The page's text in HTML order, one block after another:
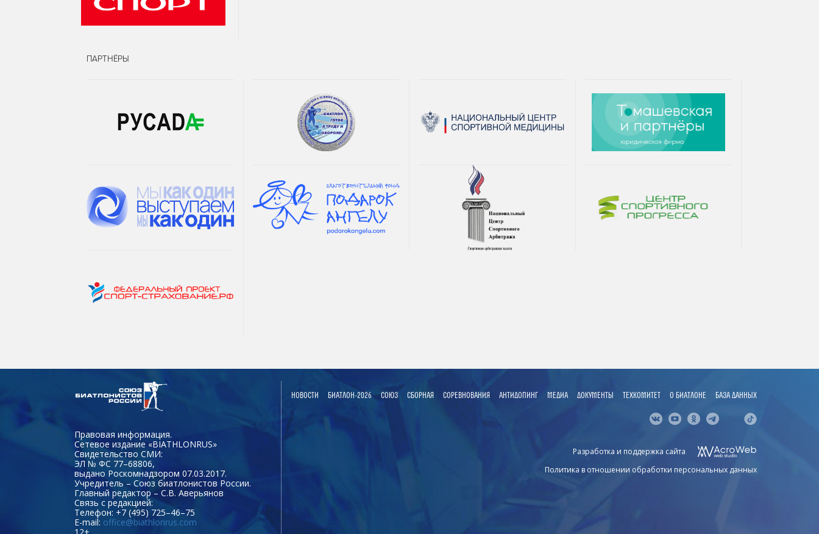
ПАРТНЁРЫ
Правовая информация.
Сетевое издание «BIATHLONRUS»
Свидетельство СМИ:
ЭЛ № ФС 77–68806,
выдано Роскомнадзором 07.03.2017.
Учредитель – Союз биатлонистов России.
Главный редактор – С.В. Аверьянов
Связь с редакцией:
Телефон: +7 (495) 725–46–75
E-mail: office@biathlonrus.com
НОВОСТИ БИАТЛОН-2026 СОЮЗ СБОРНАЯ СОРЕВНОВАНИЯ АНТИДОПИНГ МЕДИА ДОКУМЕНТЫ ТЕХКОМИТЕТ О БИАТЛОНЕ БАЗА ДАННЫХ
Разработка и поддержка сайта
Политика в отношении обработки персональных данных